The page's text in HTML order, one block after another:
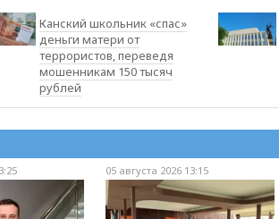
Канский школьник «спас»
деньги матери от
террористов, переведя
мошенникам 150 тысяч
рублей
05 августа 2026 13:15